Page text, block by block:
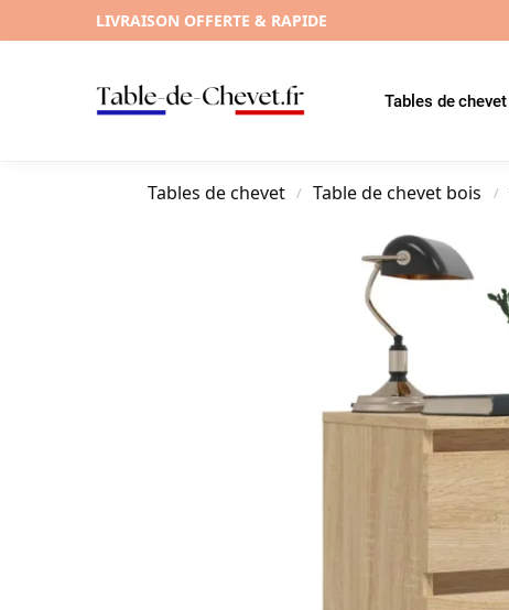
LIVRAISON OFFERTE & RAPIDE
Tables de chevet
Tables de chevet / Table de chevet bois /